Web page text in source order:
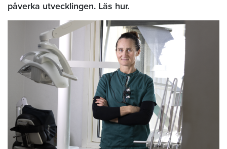
påverka utvecklingen. Läs hur.